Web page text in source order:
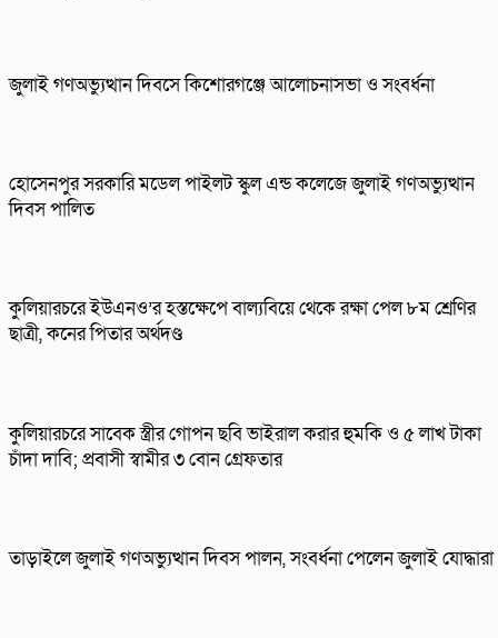
জুলাই গণঅভ্যুত্থান দিবসে কিশোরগঞ্জে আলোচনাসভা ও সংবর্ধনা
হোসেনপুর সরকারি মডেল পাইলট স্কুল এন্ড কলেজে জুলাই গণঅভ্যুত্থান
দিবস পালিত
কুলিয়ারচরে ইউএনও’র হস্তক্ষেপে বাল্যবিয়ে থেকে রক্ষা পেল ৮ম শ্রেণির
ছাত্রী, কনের পিতার অর্থদণ্ড
কুলিয়ারচরে সাবেক স্ত্রীর গোপন ছবি ভাইরাল করার হুমকি ও ৫ লাখ টাকা
চাঁদা দাবি; প্রবাসী স্বামীর ৩ বোন গ্রেফতার
তাড়াইলে জুলাই গণঅভ্যুত্থান দিবস পালন, সংবর্ধনা পেলেন জুলাই যোদ্ধারা